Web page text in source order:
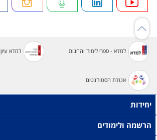
למדא - ספרי לימוד והחנות למדא עיון
אגודת הסטודנטים
יחידות
הרשמה ולימודים